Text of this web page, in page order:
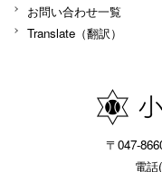
お問い合わせ一覧
Translate（翻訳）
〒047-
電話